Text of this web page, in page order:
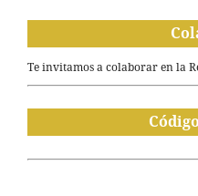
Te invitamos a colaborar en la